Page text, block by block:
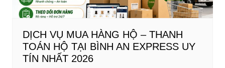
DỊCH VỤ MUA HÀNG HỘ – THANH
TOÁN HỘ TẠI BÌNH AN EXPRESS UY
TÍN NHẤT 2026